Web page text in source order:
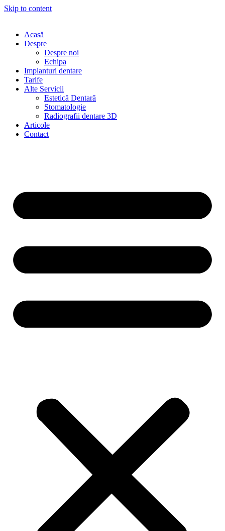
Skip to content
Acasă
Despre
Despre noi
Echipa
Implanturi dentare
Tarife
Alte Servicii
Estetică Dentară
Stomatologie
Radiografii dentare 3D
Articole
Contact